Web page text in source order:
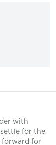
with
for the
forward for